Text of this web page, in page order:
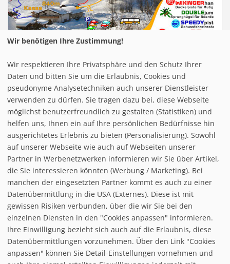
Infrastuktur Steinhaus - Schmolllifte
Loipe/Langlauf:
8
Snow tubing:
Eislaufen:
Rodelbahn:
Nachtrodeln:
Hallenbad:
follow us on facebook
Home
Wir benötigen Ihre Zustimmung!
Wir respektieren Ihre Privatsphäre und den Schutz Ihrer
Daten und bitten Sie um die Erlaubnis, Cookies und
pseudonyme Analysetechniken auch unserer Dienstleister
verwenden zu dürfen. Sie tragen dazu bei, diese Webseite
möglichst benutzerfreundlich zu gestalten (Statistiken) und
helfen uns, Ihnen ein auf Ihre persönlichen Bedürfnisse hin
ausgerichtetes Erlebnis zu bieten (Personalisierung). Sowohl
auf unserer Webseite wie auch auf Webseiten unserer
Partner in Werbenetzwerken informieren wir Sie über Artikel,
die Sie interessieren könnten (Werbung / Marketing). Bei
manchen der eingesetzten Partner kommt es auch zu einer
Datenübermittlung in die USA (Externes). Diese ist mit
gewissen Risiken verbunden, über die wir Sie bei den
einzelnen Diensten in den "Cookies anpassen" informieren.
Ihre Einwilligung bezieht sich auch auf die Erlaubnis, diese
Datenübermittlungen vorzunehmen. Über den Link "Cookies
anpassen" können Sie Detail-Einstellungen vornehmen und